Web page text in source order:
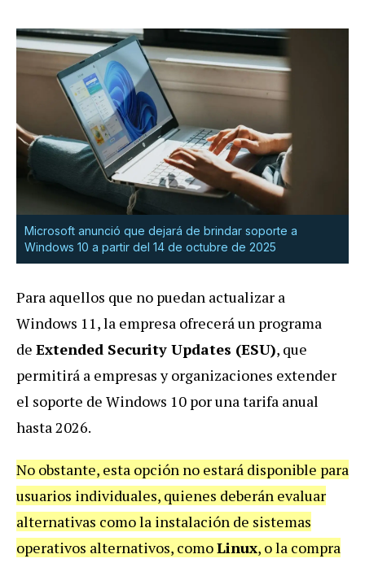
Microsoft anunció que dejará de brindar soporte a
Windows 10 a partir del 14 de octubre de 2025
Para aquellos que no puedan actualizar a
Windows 11, la empresa ofrecerá un programa
de Extended Security Updates (ESU), que
permitirá a empresas y organizaciones extender
el soporte de Windows 10 por una tarifa anual
hasta 2026.
No obstante, esta opción no estará disponible para
usuarios individuales, quienes deberán evaluar
alternativas como la instalación de sistemas
operativos alternativos, comoLinux, o la compra